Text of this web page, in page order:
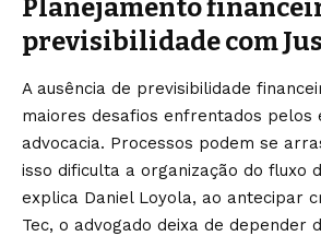
Planejamento
previsibilidade com
A ausência de previsibilidade
maiores desafios enfrentados pelos
advocacia. Processos podem se
isso dificulta a organização do fluxo
explica Daniel Loyola, ao antecipar
Tec, o advogado deixa de depender